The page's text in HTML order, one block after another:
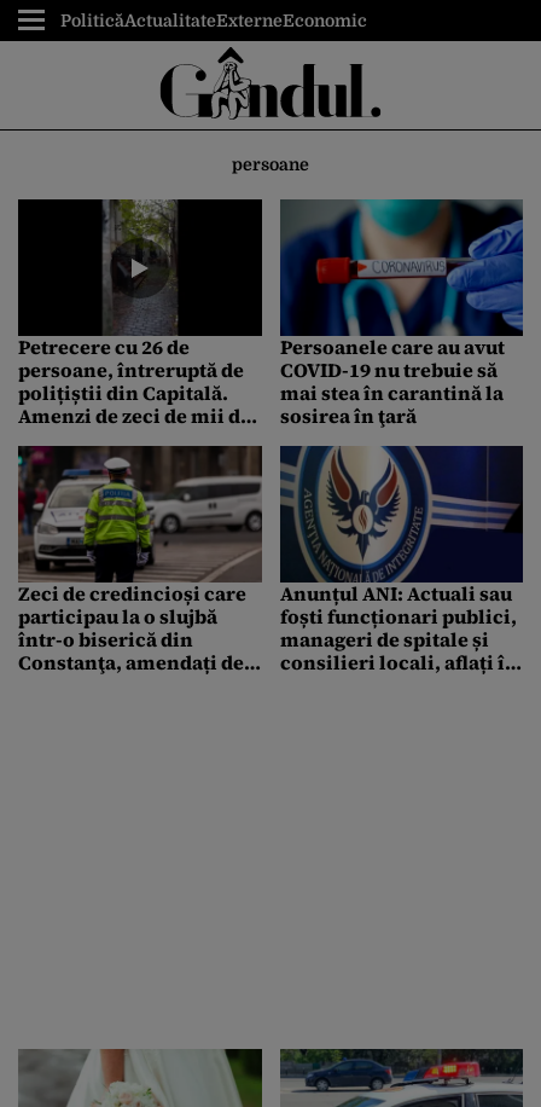
PoliticăActualitateExterneEconomic
persoane
Petrecere cu 26 de
persoane, întreruptă de
polițiștii din Capitală.
Amenzi de zeci de mii de
Persoanele care au avut
COVID-19 nu trebuie să
mai stea în carantină la
sosirea în ţară
Zeci de credincioși care
participau la o slujbă
într-o biserică din
Constanţa, amendați de
Anunțul ANI: Actuali sau
foști funcționari publici,
manageri de spitale și
consilieri locali, aflați în